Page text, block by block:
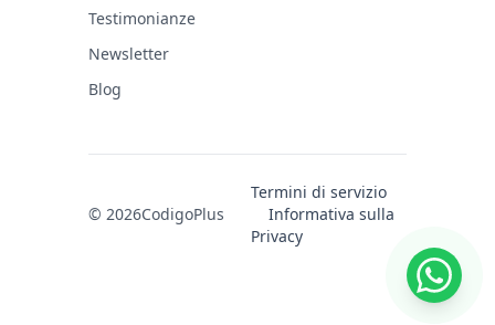
Testimonianze
Newsletter
Blog
© 2026CodigoPlus
Termini di servizio
Informativa sulla
Privacy